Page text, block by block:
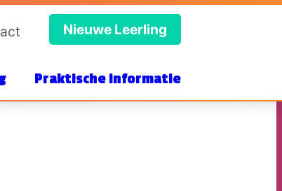
Nieuwe Leerling
Praktische informatie